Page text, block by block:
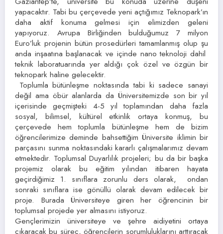
yapacaktır. Tabi bu çerçevede yeni açtığımız Teknopark’ın
daha aktif konuma gelmesi için elimizden geleni
yapıyoruz. Avrupa Birliğinden bulduğumuz 7 milyon
Euro’luk projenin bütün prosedürleri tamamlanmış olup şu
anda inşaatına başlanacak ve içinde nano teknoloji dahil
teknik laboratuarında yer aldığı çok özel ve özgün bir
teknopark haline gelecektir.
Toplumla bütünleşme noktasında tabi ki sadece sanayi
değil ama öbür alanlarda da Üniversitemizde son bir yıl
içerisinde geçmişteki 4-5 yıl toplamından daha fazla
sosyal, bilimsel, kültürel etkinlik ortaya konmuş, bu
çerçevede hem toplumla bütünleşme hem de bizim
öğrencilerimize deminde bahsettiğim Üniversite iklimin bir
parçasını sunma noktasındaki kararlı çalışmalarımız devam
etmektedir. Toplumsal Duyarlılık projeleri; bu da bir başka
projemiz olarak bu eğitim yılından itibaren hayata
geçirdiğimiz 1. sınıflara zorunlu ders olarak, ondan
sonraki sınıflara ise gönüllü olarak devam edilecek bir
proje. Burada Üniversiteye giren her öğrencinin bir
toplumsal projede yer almasını istiyoruz.
Gençlerimizin üniversiteye ve şehre aidiyetini ortaya
çıkaracak bu süreç, öğrencilerin sorumluluklarını arttıracak